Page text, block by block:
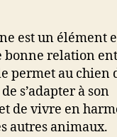
est un élément
bonne relation
permet au chien
s’adapter à son
de vivre en
autres animaux.